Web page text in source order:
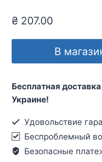
₴ 207.00
В
Бесплатная
Украине!
Удовольствие
Беспроблемный
Безопасные